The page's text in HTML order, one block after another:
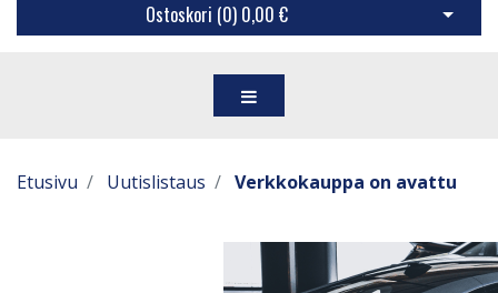
Ostoskori (0) 0,00 € Avaa
Etusivu Uutislistaus Verkkokauppa on avattu